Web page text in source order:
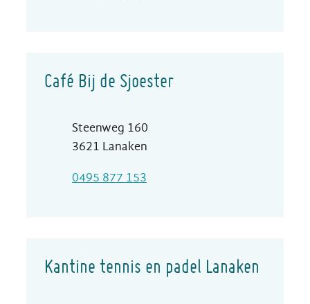
Café Bij de Sjoester
AdresSteenweg 160
,3621 Lanaken
0495 877 153
Kantine tennis en padel Lanaken